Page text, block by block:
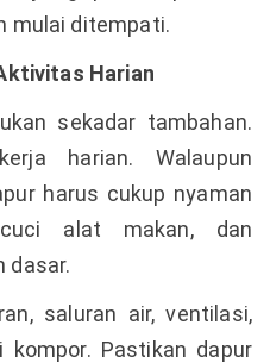
mulai ditempati.
Harian
sekadar tambahan.
harian. Walaupun
harus cukup nyaman
alat makan, dan
dasar.
saluran air, ventilasi,
kompor. Pastikan dapur